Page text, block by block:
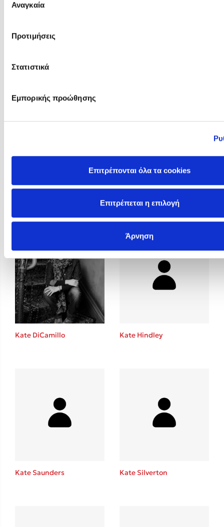
συγκατάθεσης
Αναγκαία
Προτιμήσεις
Στατιστικά
Εμπορικής προώθησης
Επιτρέπονται όλα τα cookies
Επιτρέπεται η επιλογή
Άρνηση
Kasey Edwards
Kate DiCamillo Kate Hindley
Kate Saunders Kate Silverton